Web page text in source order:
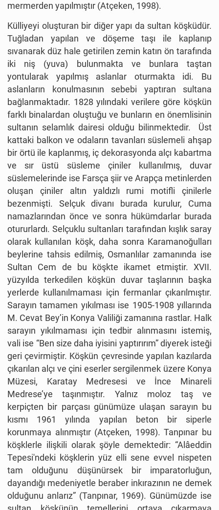
mermerden yapılmıştır (Atçeken, 1998).
Külliyeyi oluşturan bir diğer yapı da sultan köşküdür.
Tuğladan yapılan ve döşeme taşı ile kaplanıp
sıvanarak düz hale getirilen zemin katın ön tarafında
iki niş (yuva) bulunmakta ve bunlara taştan
yontularak yapılmış aslanlar oturmakta idi. Bu
aslanların konulmasının sebebi yaptıran sultana
bağlanmaktadır. 1828 yılındaki verilere göre köşkün
farklı binalardan oluştuğu ve bunların en önemlisinin
sultanın selamlık dairesi olduğu bilinmektedir. Üst
kattaki balkon ve odaların tavanları süslemeli ahşap
bir örtü ile kaplanmış, iç dekorasyonda alçı kabartma
ve sır üstü süsleme çiniler kullanılmış, duvar
süslemelerinde ise Farsça şiir ve Arapça metinlerden
oluşan çiniler altın yaldızlı rumi motifli çinilerle
bezenmişti. Selçuk divanı burada kurulur, Cuma
namazlarından önce ve sonra hükümdarlar burada
otururlardı. Selçuklu sultanları tarafından kışlık saray
olarak kullanılan köşk, daha sonra Karamanoğulları
beylerine tahsis edilmiş, Osmanlılar zamanında ise
Sultan Cem de bu köşkte ikamet etmiştir. XVII.
yüzyılda terkedilen köşkün duvar taşlarının başka
yerlerde kullanılmaması için fermanlar çıkarılmıştır.
Sarayın tamamen yıkılması ise 1905-1908 yıllarında
M. Cevat Bey’in Konya Valiliği zamanına rastlar. Halk
sarayın yıkılmaması için tedbir alınmasını istemiş,
vali ise “Ben size daha iyisini yaptırırım” diyerek isteği
geri çevirmiştir. Köşkün çevresinde yapılan kazılarda
çıkarılan alçı ve çini eserler sergilenmek üzere Konya
Müzesi, Karatay Medresesi ve İnce Minareli
Medrese’ye taşınmıştır. Yalnız moloz taş ve
kerpiçten bir parçası günümüze ulaşan sarayın bu
kısmı 1961 yılında yapılan beton bir siperle
korunmaya alınmıştır (Atçeken, 1998). Tanpınar bu
köşklerle ilişkili olarak şöyle demektedir: “Alâeddin
Tepesi'ndeki köşklerin yüz elli sene evvel nispeten
tam olduğunu düşünürsek bir imparatorluğun,
dayandığı medeniyetle beraber inkırazının ne demek
olduğunu anlarız” (Tanpınar, 1969). Günümüzde ise